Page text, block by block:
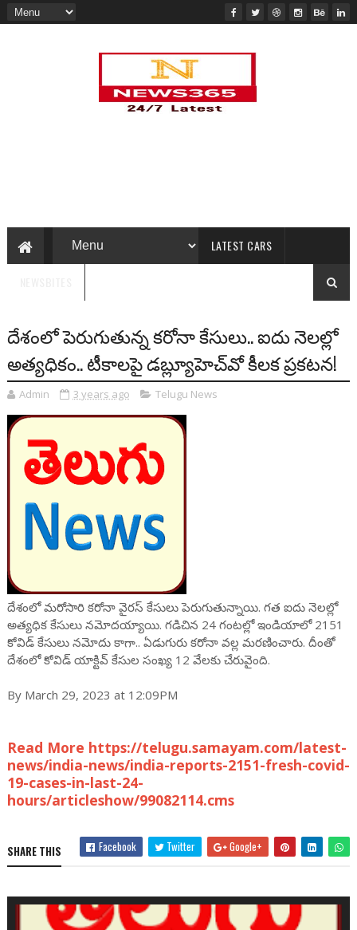
LATEST CARS
దేశంలో పెరుగుతున్న కరోనా కేసులు.. ఐదు నెలల్లో
అత్యధికం.. టీకాలపై డబ్ల్యూహెచ్‌వో కీలక ప్రకటన!
Admin 3 years ago Telugu News
దేశంలో మరోసారి కరోనా వైరస్ కేసులు పెరుగుతున్నాయి. గత ఐదు నెలల్లో
అత్యధిక కేసులు నమోదయ్యాయి. గడిచిన 24 గంటల్లో ఇండియాలో 2151
కోవిడ్ కేసులు నమోదు కాగా.. ఏడుగురు కరోనా వల్ల మరణించారు. దీంతో
దేశంలో కోవిడ్ యాక్టివ్ కేసుల సంఖ్య 12 వేలకు చేరువైంది.
By March 29, 2023 at 12:09PM
Read More https://telugu.samayam.com/latest-
news/india-news/india-reports-2151-fresh-covid-
19-cases-in-last-24-
hours/articleshow/99082114.cms
SHARE THIS Facebook Twitter Google+